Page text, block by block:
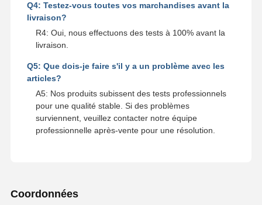
Q4: Testez-vous toutes vos marchandises avant la
livraison?
R4: Oui, nous effectuons des tests à 100% avant la
livraison.
Q5: Que dois-je faire s'il y a un problème avec les
articles?
A5: Nos produits subissent des tests professionnels
pour une qualité stable. Si des problèmes
surviennent, veuillez contacter notre équipe
professionnelle après-vente pour une résolution.
Coordonnées